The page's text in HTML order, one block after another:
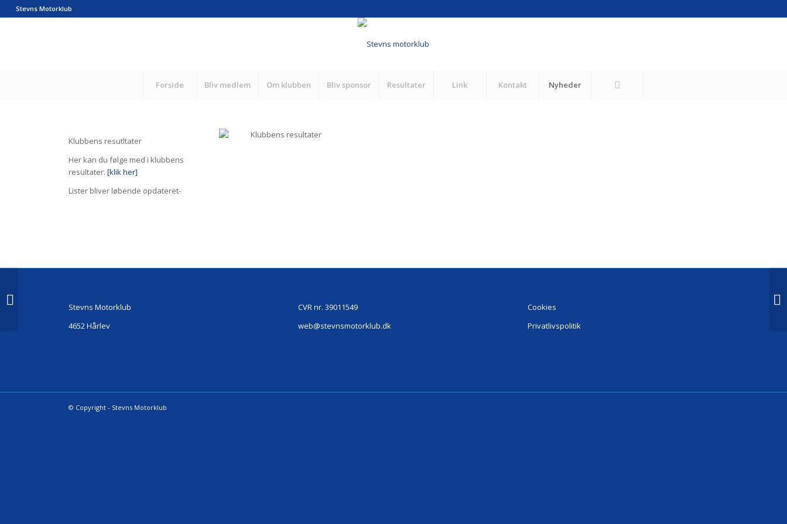
Stevns Motorklub
Forside Bliv medlem Om klubben Bliv sponsor Resultater Link Kontakt Nyheder
Klubbens resutltater
Her kan du følge med i klubbens
resultater.[klik her]
Lister bliver løbende opdateret-
Stevns Motorklub
4652 Hårlev
CVR nr. 39011549
web@stevnsmotorklub.dk
Cookies
Privatlivspolitik
© Copyright - Stevns Motorklub